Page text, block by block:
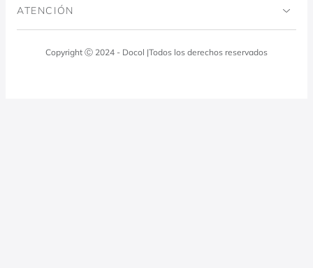
Blog
Código de ética
ATENCIÓN
Docol Responde
Copyright Ⓒ 2024 - Docol |Todos los derechos reservados